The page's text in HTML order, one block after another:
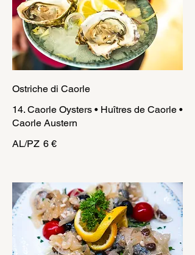
Ostriche di Caorle
14. Caorle Oysters • Huîtres de Caorle •
Caorle Austern
AL/PZ 6 €